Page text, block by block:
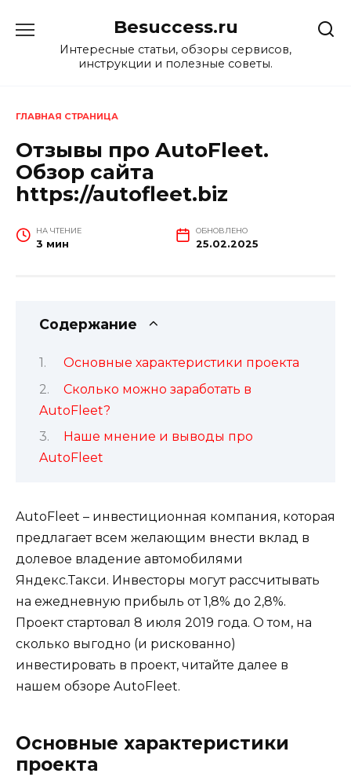
содержанию
Besuccess.ru
Интересные статьи, обзоры сервисов,
инструкции и полезные советы.
ГЛАВНАЯ СТРАНИЦА
Отзывы про AutoFleet.
Обзор сайта
https://autofleet.biz
НА ЧТЕНИЕ
3 мин
ОБНОВЛЕНО
25.02.2025
Содержание
Основные характеристики проекта
Сколько можно заработать в
AutoFleet?
Наше мнение и выводы про
AutoFleet
AutoFleet – инвестиционная компания, которая
предлагает всем желающим внести вклад в
долевое владение автомобилями
Яндекс.Такси. Инвесторы могут рассчитывать
на ежедневную прибыль от 1,8% до 2,8%.
Проект стартовал 8 июля 2019 года. О том, на
сколько выгодно (и рискованно)
инвестировать в проект, читайте далее в
нашем обзоре AutoFleet.
Основные характеристики
проекта